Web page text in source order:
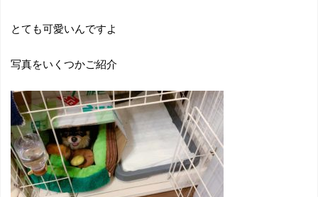
とても可愛いんですよ
写真をいくつかご紹介